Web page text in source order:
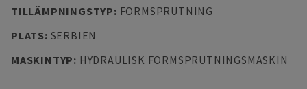
TILLÄMPNINGSTYP: FORMSPRUTNING
PLATS: SERBIEN
MASKINTYP: HYDRAULISK FORMSPRUTNINGSMASKIN